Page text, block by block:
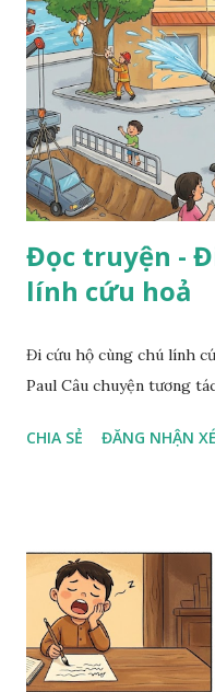
Đọc truyện -
lính cứu hoả
Đi cứu hộ cùng chú lính
Paul Câu chuyện tương
CHIA SẺ ĐĂNG NHẬN